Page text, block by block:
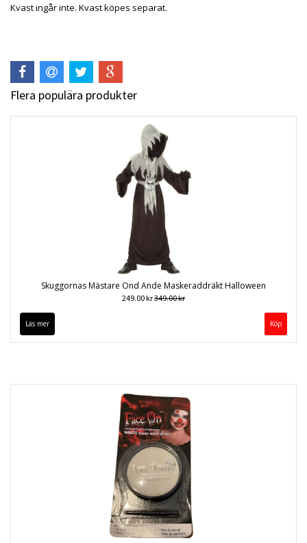
Kvast ingår inte. Kvast köpes separat.
Flera populära produkter
Skuggornas Mästare Ond Ande Maskeraddräkt Halloween
249.00 kr349.00 kr
Läs mer Köp